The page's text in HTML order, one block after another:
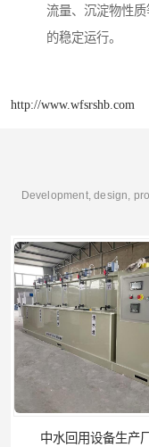
流量、沉淀物性
的稳定运行。
http://www.wfsrshb.com
Development, design,
中水回用设备生产